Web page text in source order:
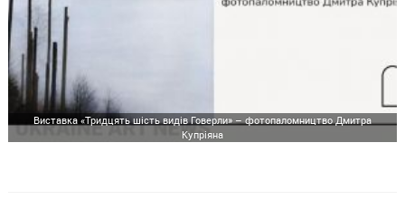
Виставка «Тридцять шість видів Говерли» – фотопаломництво Дмитра
Купріяна